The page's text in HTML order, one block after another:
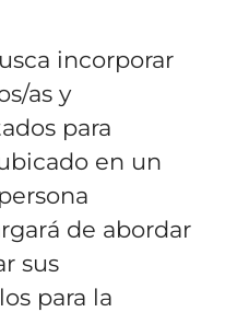
incorporar
as y
para
en un
de abordar
sus
para la